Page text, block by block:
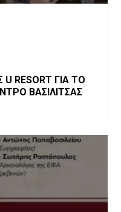
RESORT ΓΙΑ ΤΟ
ΒΑΣΙΛΙΤΣΑΣ